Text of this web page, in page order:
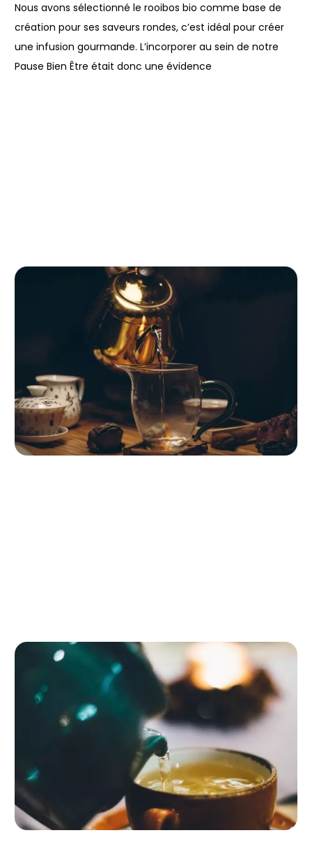
Nous avons sélectionné le rooibos bio comme base de
création pour ses saveurs rondes, c’est idéal pour créer
une infusion gourmande. L’incorporer au sein de notre
Pause Bien Être était donc une évidence